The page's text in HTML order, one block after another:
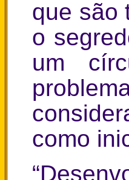
que são
o
um
como